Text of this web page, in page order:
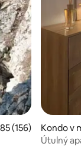
(156)
Kondo v
Útulný